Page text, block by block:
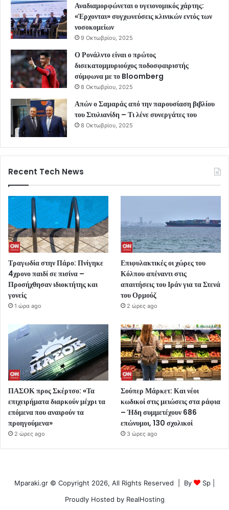
Αναδιαμορφώνεται ο υγειονομικός χάρτης:
«Έρχονται» συγχωνεύσεις κλινικών εντός των
νοσοκομείων
9 Οκτωβρίου, 2025
Ο Ρονάλντο είναι ο πρώτος
δισεκατομμυριούχος ποδοσφαιριστής
σύμφωνα με το Bloomberg
8 Οκτωβρίου, 2025
Απών ο Σαμαράς από την παρουσίαση βιβλίου
του Στυλιανίδη – Τι λένε συνεργάτες του
8 Οκτωβρίου, 2025
Recent Tech News
Τραγωδία στην Πάρο: Πνίγηκε
4χρονο παιδί σε πισίνα –
Προσήχθησαν ιδιοκτήτης και
γονείς
1 ώρα ago
Επιφυλακτικές οι χώρες του
Κόλπου απέναντι στις
απαιτήσεις του Ιράν για τα Στενά
του Ορμούζ
2 ώρες ago
ΠΑΣΟΚ προς Σκέρτσο: «Τα
επιχειρήματα διαρκούν μέχρι τα
επόμενα που αναιρούν τα
προηγούμενα»
2 ώρες ago
Σούπερ Μάρκετ: Και νέοι
κωδικοί στις μειώσεις στα ράφια
– Ήδη συμμετέχουν 686
επώνυμοι, 130 σχολικοί
3 ώρες ago
Mparaki.gr © Copyright 2026, All Rights Reserved | By Sp
Proudly Hosted by RealHosting